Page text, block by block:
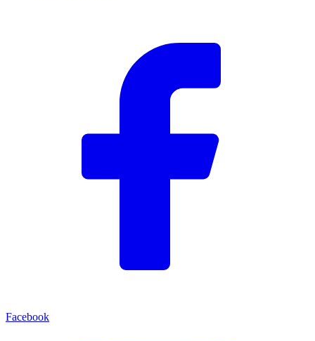
Facebook